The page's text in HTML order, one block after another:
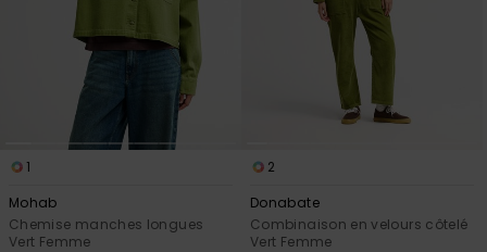
1
Mohab
Chemise manches longues
Vert Femme
2
Donabate
Combinaison en velours côtelé
Vert Femme